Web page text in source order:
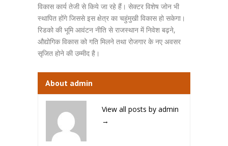
विकास कार्य तेजी से किये जा रहे हैं। सेक्टर विशेष जोन भी
स्थापित होंगे जिससे इस क्षेत्र का चहुंमुखी विकास हो सकेगा।
रिडको की भूमि आवंटन नीति से राजस्थान में निवेश बढ़ने,
औद्योगिक विकास को गति मिलने तथा रोजगार के नए अवसर
सृजित होने की उम्मीद है।
About admin
View all posts by admin
→